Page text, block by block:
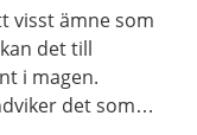
visst ämne som
det till
i magen.
det som